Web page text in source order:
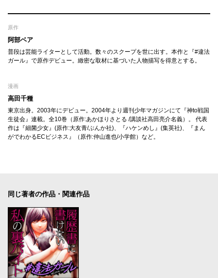
原作
阿部ベア
普段は芸能ライターとして活動。数々のスクープを世に出す。本作と『#違法
ガール』で原作デビュー。緻密な取材に基づいた人物描写を得意とする。
漫画
高田千種
東京出身。2003年にデビュー。2004年より週刊少年マガジンにて『神to戦国
生徒会』連載。全10巻（原作:あかほりさとる /講談社高田亮介名義）。 代表
作は『細菌少女』(原作:大友青/ぶんか社)、『ハケンめし』(集英社)、『まん
がでわかるECビジネス』（原作:仲山進也/小学館）など。
同じ著者の作品・関連作品